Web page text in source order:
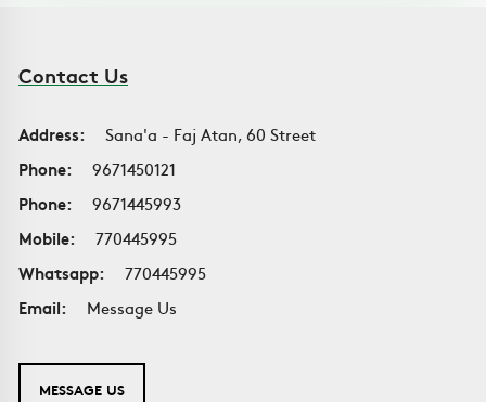
Contact Us
Address:
Sana'a - Faj Atan, 60 Street
Phone:
9671450121
Phone:
9671445993
Mobile:
770445995
Whatsapp:
770445995
Email:
Message Us
MESSAGE US